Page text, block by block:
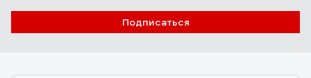
Подписаться